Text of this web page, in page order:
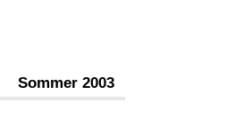
Sommer 2003